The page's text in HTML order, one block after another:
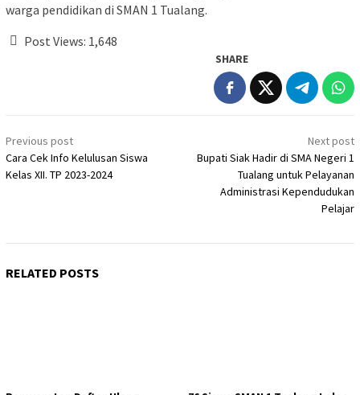
warga pendidikan di SMAN 1 Tualang.
Post Views: 1,648
SHARE
Post
navigation
Previous post
Cara Cek Info Kelulusan Siswa
Kelas XII. TP 2023-2024
Next post
Bupati Siak Hadir di SMA Negeri 1
Tualang untuk Pelayanan
Administrasi Kependudukan
Pelajar
RELATED POSTS